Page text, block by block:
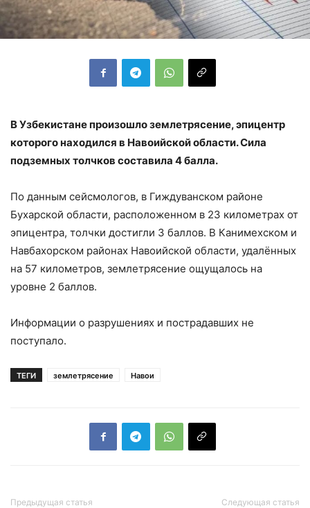
В Узбекистане произошло землетрясение, эпицентр
которого находился в Навоийской области. Сила
подземных толчков составила 4 балла.
По данным сейсмологов, в Гиждуванском районе
Бухарской области, расположенном в 23 километрах от
эпицентра, толчки достигли 3 баллов. В Канимехском и
Навбахорском районах Навоийской области, удалённых
на 57 километров, землетрясение ощущалось на
уровне 2 баллов.
Информации о разрушениях и пострадавших не
поступало.
ТЕГИ землетрясение Навои
Предыдущая статья Следующая статья